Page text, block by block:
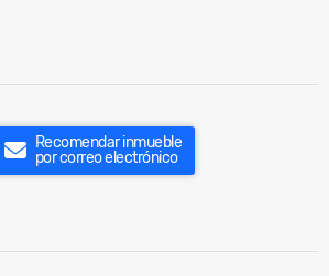
Recomendar inmueble
por correo electrónico